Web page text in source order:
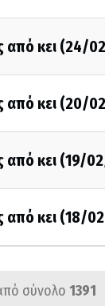
από κει (24/
από κει (20/
από κει (19/
από κει (18/
σύνολο 1391